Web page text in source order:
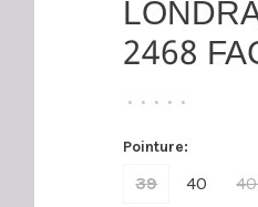
2468
• • • • •
Pointure:
39 40